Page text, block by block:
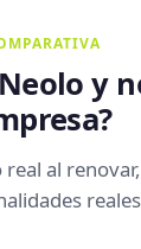
y
al